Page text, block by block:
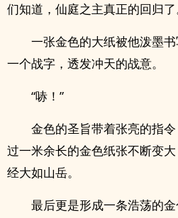
们知道，仙庭之主真正的回归了
一张金色的大纸被他泼墨
一个战字，透发冲天的战意。
“哧！”
金色的圣旨带着张亮的指
过一米余长的金色纸张不断变
经大如山岳。
最后更是形成一条浩荡的